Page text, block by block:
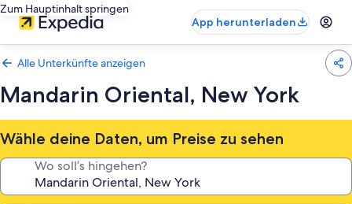
Zum Hauptinhalt springen
App herunterladen
Alle Unterkünfte anzeigen
Mandarin Oriental, New York
Wähle deine Daten, um Preise zu sehen
Wo soll’s hingehen?